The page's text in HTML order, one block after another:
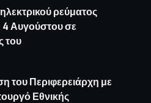
ρεύματος
4 Αυγούστου σε
του
του Περιφερειάρχη με
Εθνικής